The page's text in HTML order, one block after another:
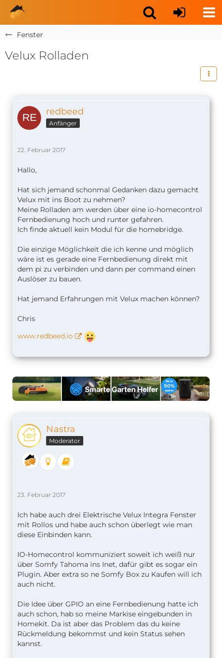
Fenster
Velux Rolladen
redbeed
Anfänger
22. Februar 2017
Hallo,
Hat sich jemand schonmal Gedanken dazu gemacht
Velux mit ins Boot zu nehmen?
Meine Rolladen am werden über eine io-homecontrol
Fernbedienung hoch und runter gefahren.
Ich finde aktuell kein Modul für die homebridge.
Die einzige Möglichkeit die ich kenne und möglich
wäre ist es gerade eine Fernbedienung direkt mit
dem pi zu verbinden und dann per command einen
Auslöser zu bauen.
Hat jemand Erfahrungen mit Velux machen können?
Chris
www.redbeed.io
Nastra
Moderator
23. Februar 2017
Ich habe auch drei Elektrische Velux Integra Fenster
mit Rollos und habe auch schon überlegt wie man
diese Einbinden kann.
IO-Homecontrol kommuniziert soweit ich weiß nur
über Somfy Tahoma ins Inet, dafür gibt es sogar ein
Plugin. Aber extra so ne Somfy Box zu Kaufen will ich
auch nicht.
Die Idee über GPIO an eine Fernbedienung hatte ich
auch schon, hab so meine Markise eingebunden in
Homekit. Da ist aber das Problem das du keine
Rückmeldung bekommst und kein Status sehen
kannst.